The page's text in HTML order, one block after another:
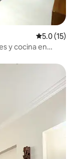
Calificación
5.0 (15)
y cocina en